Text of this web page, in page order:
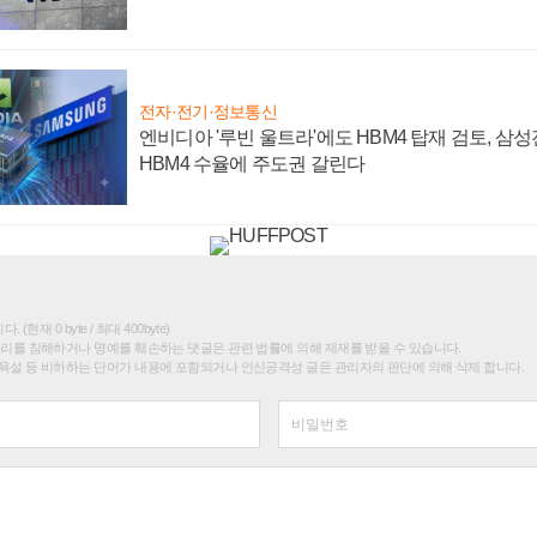
전자·전기·정보통신
엔비디아 '루빈 울트라'에도 HBM4 탑재 검토, 삼성
HBM4 수율에 주도권 갈린다
. (현재 0 byte / 최대 400byte)
를 침해하거나 명예를 훼손하는 댓글은 관련 법률에 의해 제재를 받을 수 있습니다.
설 등 비하하는 단어가 내용에 포함되거나 인신공격성 글은 관리자의 판단에 의해 삭제 합니다.